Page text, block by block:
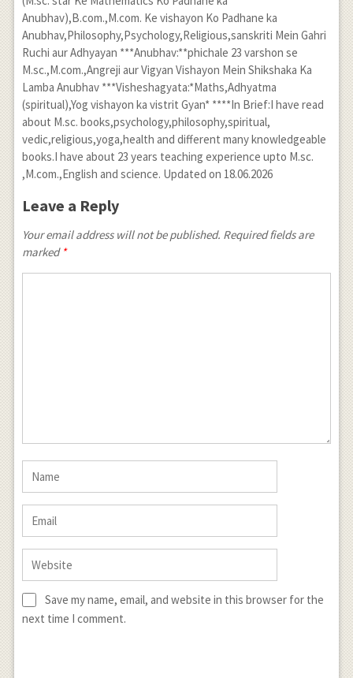
Anubhav),B.com.,M.com. Ke vishayon Ko Padhane ka
Anubhav,Philosophy,Psychology,Religious,sanskriti Mein Gahri
Ruchi aur Adhyayan ***Anubhav:**phichale 23 varshon se
M.sc.,M.com.,Angreji aur Vigyan Vishayon Mein Shikshaka Ka
Lamba Anubhav ***Visheshagyata:*Maths,Adhyatma
(spiritual),Yog vishayon ka vistrit Gyan* ****In Brief:I have read
about M.sc. books,psychology,philosophy,spiritual,
vedic,religious,yoga,health and different many knowledgeable
books.I have about 23 years teaching experience upto M.sc.
,M.com.,English and science. Updated on 18.06.2026
Leave a Reply
Your email address will not be published. Required fields are
marked *
Save my name, email, and website in this browser for the
next time I comment.